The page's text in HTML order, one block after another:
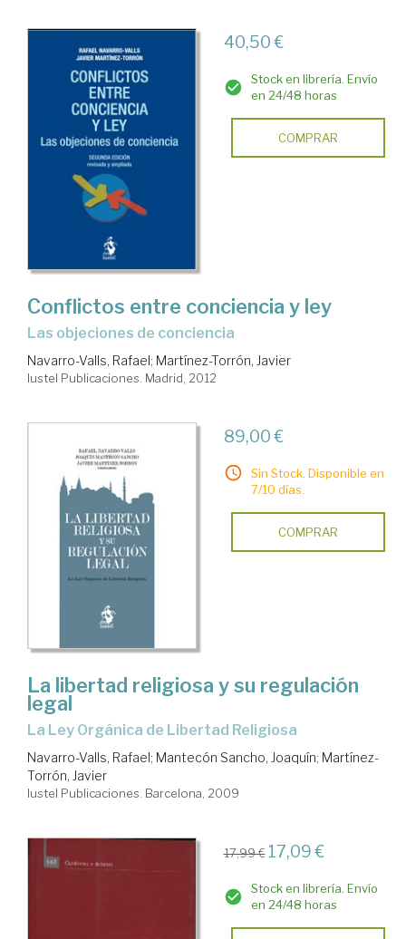
40,50 €
Stock en librería. Envío
en 24/48 horas
COMPRAR
Conflictos entre conciencia y ley
las objeciones de conciencia
Navarro-Valls, Rafael; Martínez-Torrón, Javier
Iustel Publicaciones. Madrid, 2012
89,00 €
Sin Stock. Disponible en
7/10 días.
COMPRAR
La libertad religiosa y su regulación
legal
la Ley Orgánica de Libertad Religiosa
Navarro-Valls, Rafael; Mantecón Sancho, Joaquín; Martínez-
Torrón, Javier
Iustel Publicaciones. Barcelona, 2009
17,99 € 17,09 €
Stock en librería. Envío
en 24/48 horas